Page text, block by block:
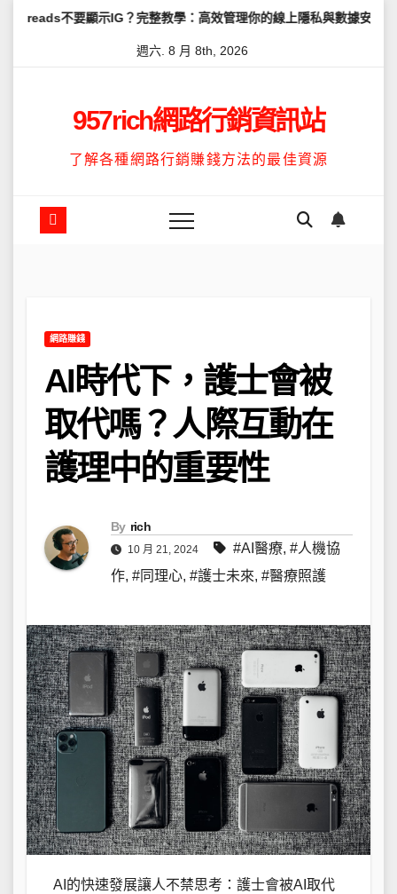
顯示IG？完整教學：高效管理你的線上隱私與數據安全 怎麼讓
週六. 8 月 8th, 2026
957rich網路行銷資訊站
了解各種網路行銷賺錢方法的最佳資源
網路賺錢
AI時代下，護士會被
取代嗎？人際互動在
護理中的重要性
By rich
10 月 21, 2024 #AI醫療, #人機協
作, #同理心, #護士未來, #醫療照護
AI的快速發展讓人不禁思考：護士會被AI取代